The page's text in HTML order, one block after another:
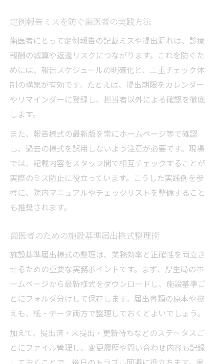
歯医者の報告業務を省力化する手順
施設基準届出様式の効率的な活用方法
歯医者のためのオンライン報告最適化法
定例報告ミスを防ぐ歯医者の実践方法
歯医者にとって定例報告の記載ミスや提出漏れは、診療
報酬の減算や返還リスクにつながります。これを防ぐた
めには、報告スケジュールの明確化と、二重チェック体
制の構築が有効です。たとえば、提出期限をカレンダー
やリマインダーに登録し、担当者以外による確認を徹底
します。
また、報告様式の最新版を常にホームページ等で確認
し、過去の様式を誤用しないよう注意が必要です。現場
では、記載内容をスタッフ間で相互チェックすることが
実際のミス防止に役立っています。こうした実践例を参
考に、院内マニュアルやチェックリストを整備すること
も推奨されます。
歯医者のための施設基準届出様式整理術
施設基準届出様式の整理は、業務効率と正確性を両立さ
せるための重要な実務ポイントです。まず、厚生局のホ
ームページから最新様式をダウンロードし、施設基準ご
とにフォルダ分けして保存します。届出書類の原本や控
えも、紙・データ両方で整理しておくとよいでしょう。
加えて、提出済・未提出・更新待ちなどのステータスご
とにファイル管理し、変更履歴や問い合わせ内容も記録